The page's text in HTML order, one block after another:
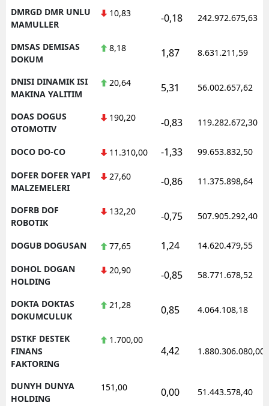
DMRGD DMR UNLU
MAMULLER
10,83 -0,18 242.972.675,63
DMSAS DEMISAS
DOKUM
8,18 1,87 8.631.211,59
DNISI DINAMIK ISI
MAKINA YALITIM
20,64 5,31 56.002.657,62
DOAS DOGUS
OTOMOTIV
190,20 -0,83 119.282.672,30
DOCO DO-CO 11.310,00 -1,33 99.653.832,50
DOFER DOFER YAPI
MALZEMELERI
27,60 -0,86 11.375.898,64
DOFRB DOF
ROBOTIK
132,20 -0,75 507.905.292,40
DOGUB DOGUSAN 77,65 1,24 14.620.479,55
DOHOL DOGAN
HOLDING
20,90 -0,85 58.771.678,52
DOKTA DOKTAS
DOKUMCULUK
21,28 0,85 4.064.108,18
DSTKF DESTEK
FINANS
FAKTORING
1.700,00
4,42 1.880.306.080,00
DUNYH DUNYA
HOLDING
151,00 0,00 51.443.578,40